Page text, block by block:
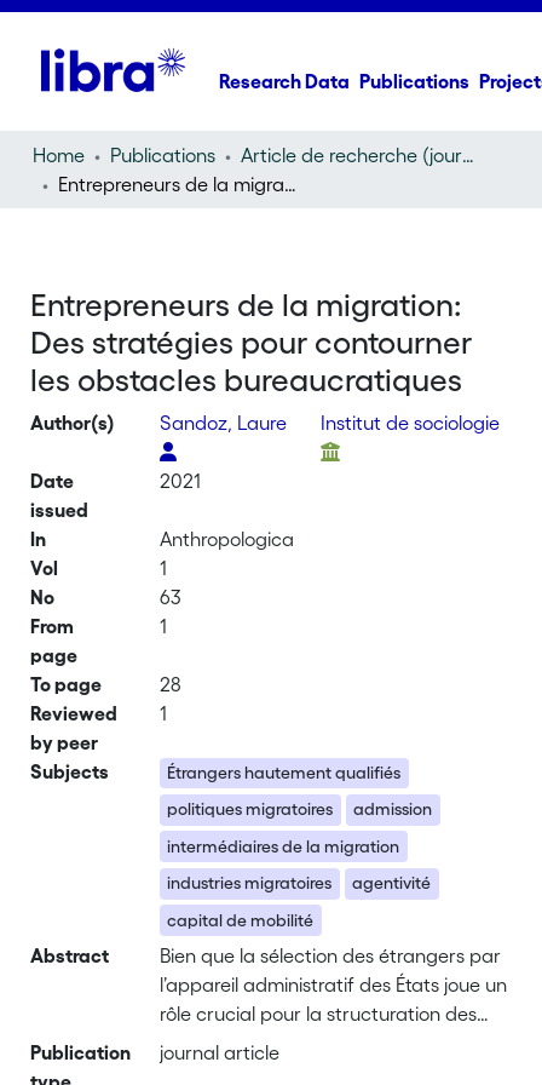
Research Data Publications
Home Publications
Article de recherche (journal article)
Entrepreneurs de la migration: Des stratégies pour contourner les obstacles bureaucratiques
Entrepreneurs de la migration:
Des stratégies pour contourner
les obstacles bureaucratiques
Author(s) Sandoz, Laure Institut de sociologie
Date
issued
2021
In
Anthropologica
Vol
1
No
63
From
page
1
To page
28
Reviewed
by peer
1
Subjects
Étrangers hautement qualifiés
politiques migratoires
admission
intermédiaires de la migration
industries migratoires
agentivité
capital de mobilité
Abstract
Bien que la sélection des étrangers par
l’appareil administratif des États joue un
rôle crucial pour la structuration des
phénomènes migratoires actuels, il
Publication
journal article